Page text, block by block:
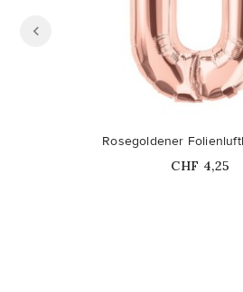
Rosegoldener
Price
CHF 4,25